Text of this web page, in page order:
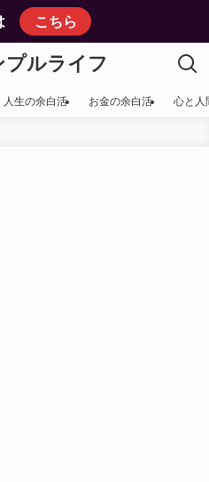
こちら
ルライフ
人生の余白活 お金の余白活 心と人